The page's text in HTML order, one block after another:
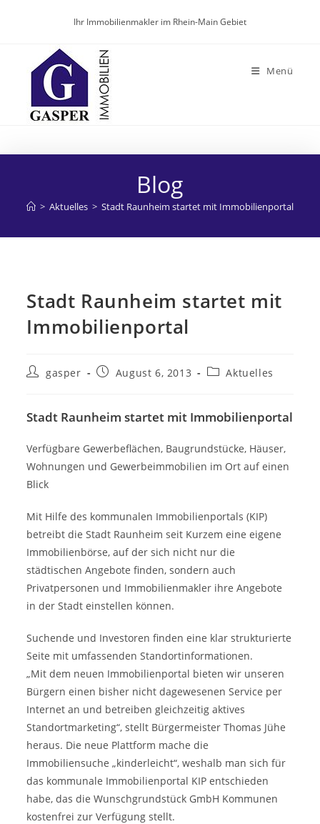
Ihr Immobilienmakler im Rhein-Main Gebiet
Menü
Blog
> Aktuelles > Stadt Raunheim startet mit Immobilienportal
Stadt Raunheim startet mit
Immobilienportal
Beitrags-
gasper
BeitragAugust 6, 2013
Beitrags-
Aktuelles
Stadt Raunheim startet mit Immobilienportal
Verfügbare Gewerbeflächen, Baugrundstücke, Häuser,
Wohnungen und Gewerbeimmobilien im Ort auf einen
Blick
Mit Hilfe des kommunalen Immobilienportals (KIP)
betreibt die Stadt Raunheim seit Kurzem eine eigene
Immobilienbörse, auf der sich nicht nur die
städtischen Angebote finden, sondern auch
Privatpersonen und Immobilienmakler ihre Angebote
in der Stadt einstellen können.
Suchende und Investoren finden eine klar strukturierte
Seite mit umfassenden Standortinformationen.
„Mit dem neuen Immobilienportal bieten wir unseren
Bürgern einen bisher nicht dagewesenen Service per
Internet an und betreiben gleichzeitig aktives
Standortmarketing“, stellt Bürgermeister Thomas Jühe
heraus. Die neue Plattform mache die
Immobiliensuche „kinderleicht“, weshalb man sich für
das kommunale Immobilienportal KIP entschieden
habe, das die Wunschgrundstück GmbH Kommunen
kostenfrei zur Verfügung stellt.